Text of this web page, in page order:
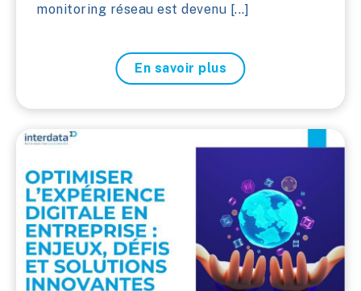
monitoring réseau est devenu [...]
En savoir plus